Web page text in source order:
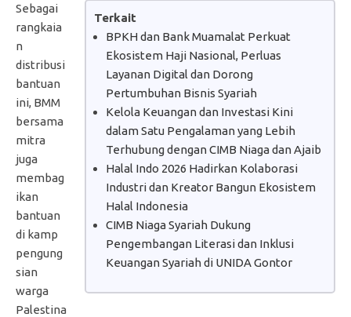
Terkait
BPKH dan Bank Muamalat Perkuat
Ekosistem Haji Nasional, Perluas
Layanan Digital dan Dorong
Pertumbuhan Bisnis Syariah
Kelola Keuangan dan Investasi Kini
dalam Satu Pengalaman yang Lebih
Terhubung dengan CIMB Niaga dan Ajaib
Halal Indo 2026 Hadirkan Kolaborasi
Industri dan Kreator Bangun Ekosistem
Halal Indonesia
CIMB Niaga Syariah Dukung
Pengembangan Literasi dan Inklusi
Keuangan Syariah di UNIDA Gontor
Sebagai
rangkaia
n
distribusi
bantuan
ini, BMM
bersama
mitra
juga
membag
ikan
bantuan
di kamp
pengung
sian
warga
Palestina